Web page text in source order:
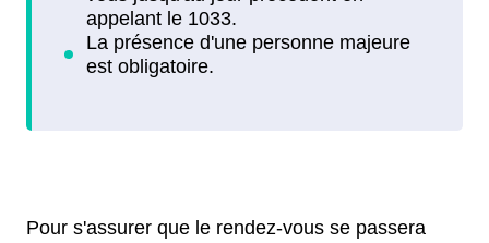
Pour s'assurer que le rendez-vous se passera